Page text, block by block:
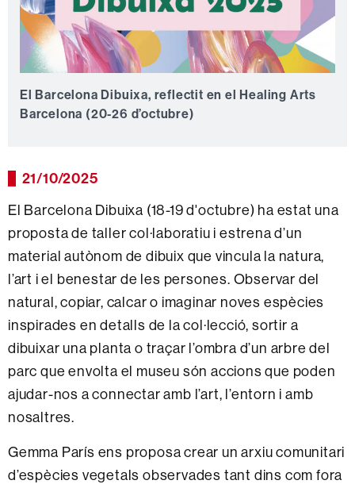
El Barcelona Dibuixa, reflectit en el Healing Arts
Barcelona (20-26 d’octubre)
21/10/2025
El Barcelona Dibuixa (18-19 d'octubre) ha estat una
proposta de taller col·laboratiu i estrena d’un
material autònom de dibuix que vincula la natura,
l’art i el benestar de les persones. Observar del
natural, copiar, calcar o imaginar noves espècies
inspirades en detalls de la col·lecció, sortir a
dibuixar una planta o traçar l’ombra d’un arbre del
parc que envolta el museu són accions que poden
ajudar-nos a connectar amb l’art, l’entorn i amb
nosaltres.
Gemma París ens proposa crear un arxiu comunitari
d’espècies vegetals observades tant dins com fora